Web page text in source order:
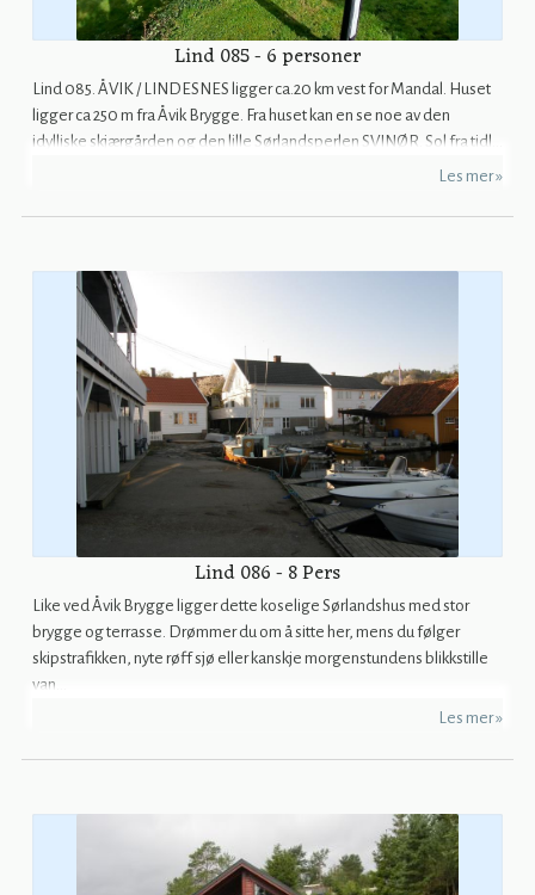
Lind 085 - 6 personer
Lind 085. ÅVIK / LINDESNES ligger ca.20 km vest for Mandal. Huset
ligger ca 250 m fra Åvik Brygge. Fra huset kan en se noe av den
idylliske skjærgården og den lille Sørlandsperlen SVINØR. Sol fra tidl...
Les mer »
Lind 086 - 8 Pers
Like ved Åvik Brygge ligger dette koselige Sørlandshus med stor
brygge og terrasse. Drømmer du om å sitte her, mens du følger
skipstrafikken, nyte røff sjø eller kanskje morgenstundens blikkstille
van...
Les mer »